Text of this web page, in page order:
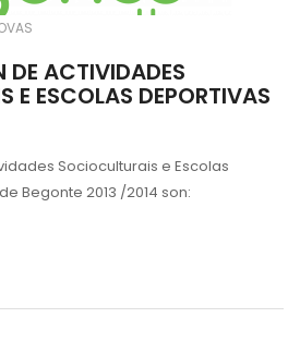
DE ACTIVIDADES
E ESCOLAS DEPORTIVAS
Socioculturais e Escolas
Begonte 2013 /2014 son: